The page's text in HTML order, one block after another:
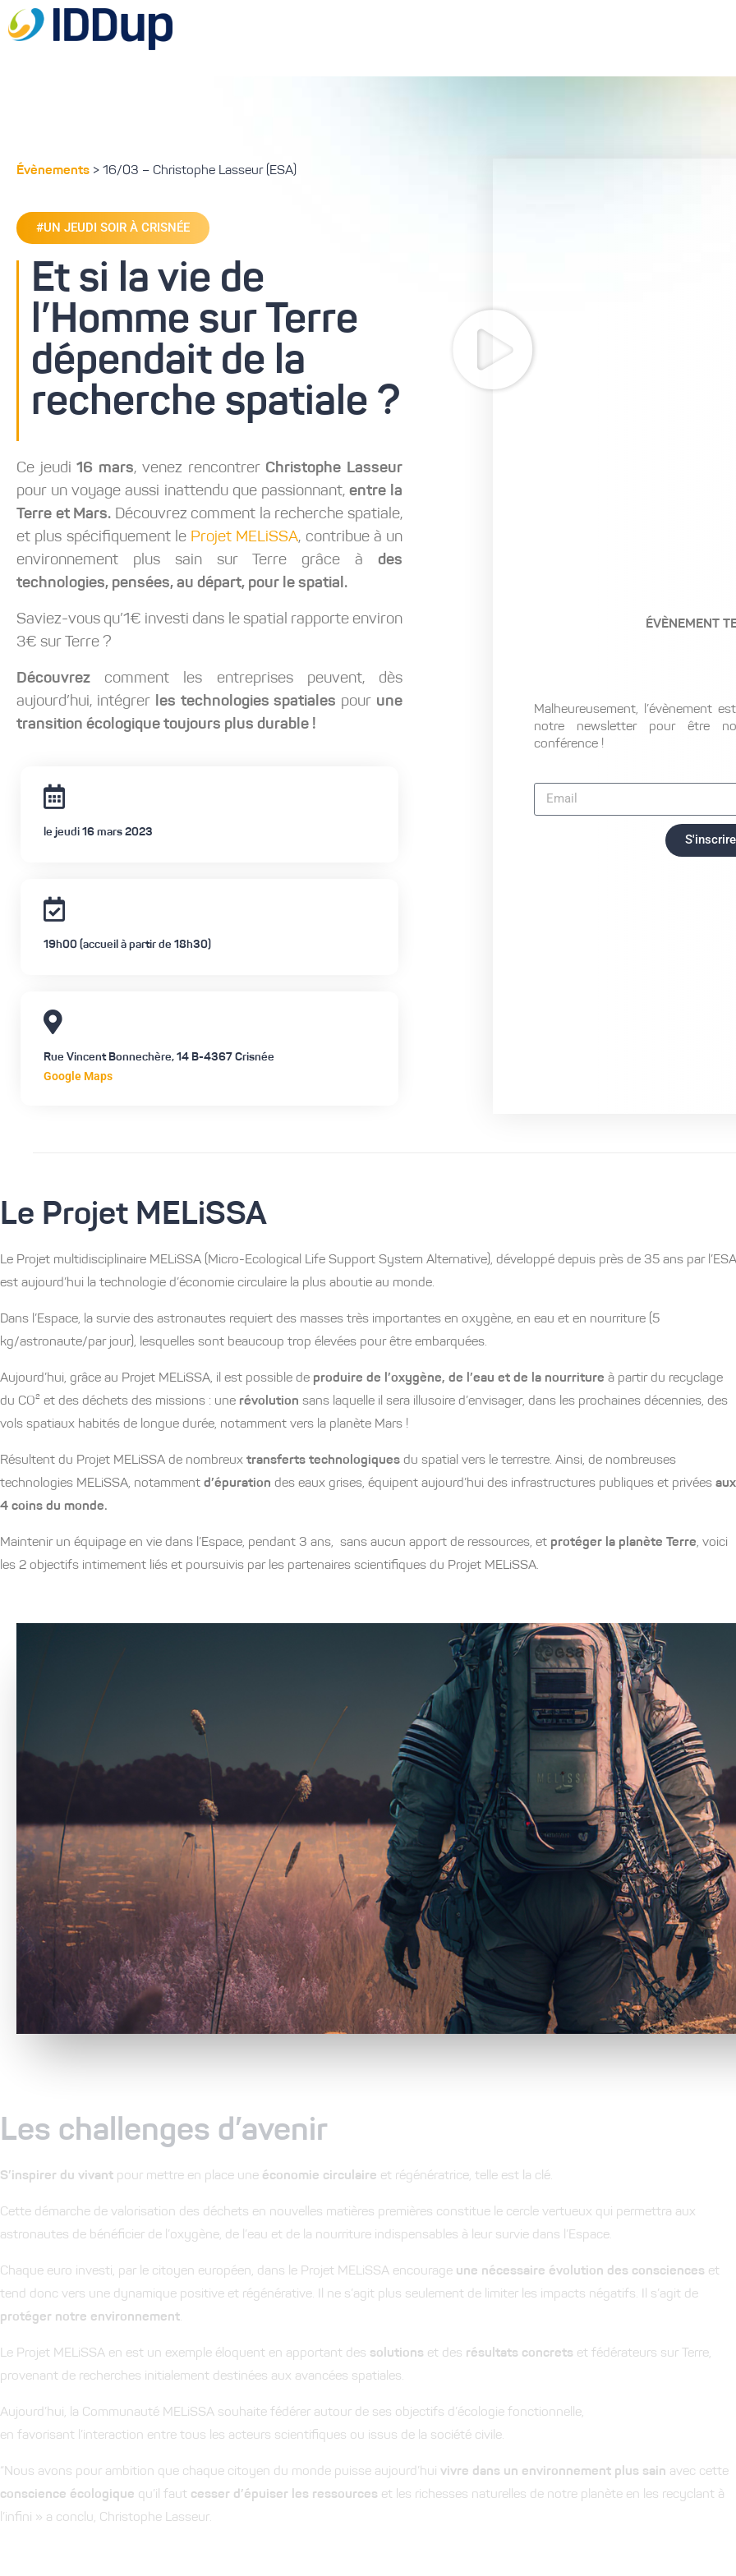
Évènements > 16/03 – Christophe Lasseur (ESA)
#UN JEUDI SOIR À CRISNÉE
Et si la vie de
l’Homme sur Terre
dépendait de la
recherche spatiale ?
Ce jeudi16 mars, venez rencontrer Christophe Lasseur
pour un voyage aussi inattendu que passionnant, entre la
Terre et Mars. Découvrez comment la recherche spatiale,
et plus spécifiquement le Projet MELiSSA, contribue à un
environnement plus sain sur Terre grâce à des
technologies, pensées, au départ, pour le spatial.
Saviez-vous qu’1€ investi dans le spatial rapporte environ
3€ sur Terre ?
Découvrez comment les entreprises peuvent, dès
aujourd’hui, intégrerles technologies spatiales pour une
transition écologique toujours plus durable !
le jeudi 16 mars 2023
19h00 (accueil à partir de 18h30)
Rue Vincent Bonnechère, 14 B-4367 Crisnée
Google Maps
ÉVÈNEMENT
Malheureusement, l’évènement
notre newsletter pour être
conférence !
S'inscrire
Le Projet MELiSSA
Le Projet multidisciplinaire MELiSSA (Micro-Ecological Life Support System Alternative), développé depuis près de 35 ans par
est aujourd’hui la technologie d’économie circulaire la plus aboutie au monde.
Dans l’Espace, la survie des astronautes requiert des masses très importantes en oxygène, en eau et en nourriture (5
kg/astronaute/par jour), lesquelles sont beaucoup trop élevées pour être embarquées.
Aujourd’hui, grâce au Projet MELiSSA, il est possible de produire de l’oxygène, de l’eau et de la nourriture à partir du recyclage
du CO² et des déchets des missions : une révolution sans laquelle il sera illusoire d’envisager, dans les prochaines décennies, des
vols spatiaux habités de longue durée, notamment vers la planète Mars !
Résultent du Projet MELiSSA de nombreux transferts technologiques du spatial vers le terrestre. Ainsi, de nombreuses
technologies MELiSSA, notamment d’épuration des eaux grises, équipent aujourd’hui des infrastructures publiques et privées aux
4 coins du monde.
Maintenir un équipage en vie dans l’Espace, pendant 3 ans, sans aucun apport de ressources, et protéger la planète Terre, voici
les 2 objectifs intimement liés et poursuivis par les partenaires scientifiques du Projet MELiSSA.
Les challenges d’avenir
S’inspirer du vivant pour mettre en place une économie circulaire et régénératrice, telle est la clé.
Cette démarche de valorisation des déchets en nouvelles matières premières constitue le cercle vertueux qui permettra aux
astronautes de bénéficier de l’oxygène, de l’eau et de la nourriture indispensables à leur survie dans l’Espace.
Chaque euro investi, par le citoyen européen, dans le Projet MELiSSA encourage une nécessaire évolution des consciences et
tend donc vers une dynamique positive et régénérative. Il ne s’agit plus seulement de limiter les impacts négatifs. Il s’agit de
protéger notre environnement.
Le Projet MELiSSA en est un exemple éloquent en apportant des solutions et des résultats concrets et fédérateurs sur Terre,
provenant de recherches initialement destinées aux avancées spatiales.
Aujourd’hui, la Communauté MELiSSA souhaite fédérer autour de ses objectifs d’écologie fonctionnelle,
en favorisant l’interaction entre tous les acteurs scientifiques ou issus de la société civile.
“Nous avons pour ambition que chaque citoyen du monde puisse aujourd’hui vivre dans un environnement plus sain avec cette
conscience écologique qu’il faut cesser d’épuiser les ressources et les richesses naturelles de notre planète en les recyclant à
l’infini » a conclu, Christophe Lasseur.